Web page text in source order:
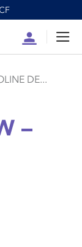
Compte
DE...
–